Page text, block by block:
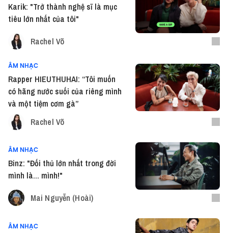
Karik: "Trở thành nghệ sĩ là mục
tiêu lớn nhất của tôi"
Rachel Võ
ÂM NHẠC
Rapper HIEUTHUHAI: “Tôi muốn
có hãng nước suối của riêng mình
và một tiệm cơm gà”
Rachel Võ
ÂM NHẠC
Binz: "Đối thủ lớn nhất trong đời
mình là... mình!"
Mai Nguyễn (Hoài)
ÂM NHẠC